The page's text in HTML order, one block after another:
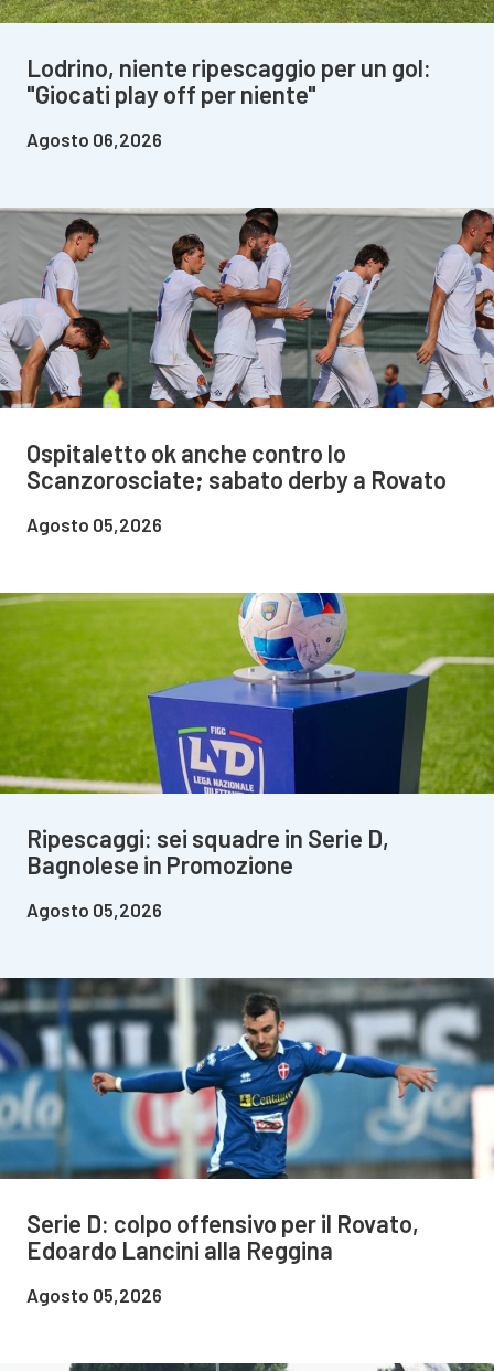
Lodrino, niente ripescaggio per un gol:
"Giocati play off per niente"
Agosto 06,2026
Ospitaletto ok anche contro lo
Scanzorosciate; sabato derby a Rovato
Agosto 05,2026
Ripescaggi: sei squadre in Serie D,
Bagnolese in Promozione
Agosto 05,2026
Serie D: colpo offensivo per il Rovato,
Edoardo Lancini alla Reggina
Agosto 05,2026